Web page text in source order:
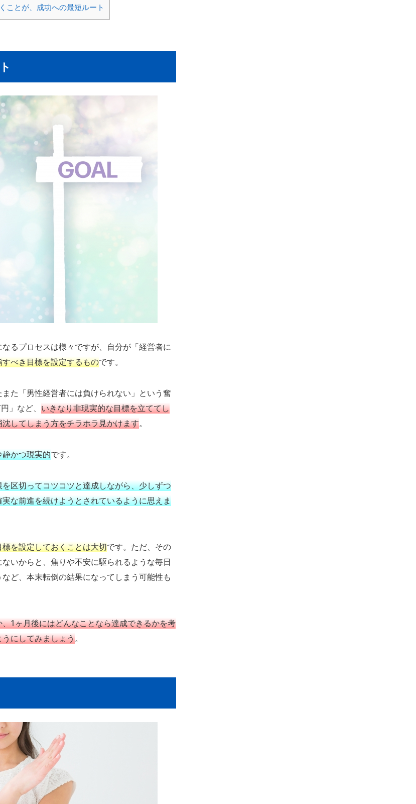
ことが、成功への最短ルート
るプロセスは様々ですが、自分が「経営者に
すべき目標を設定するものです。
た「男性経営者には負けられない」という奮
」など、 いきなり非現実的な目標を立ててし
してしまう方をチラホラ見かけます。
かつ現実的です。
区切ってコツコツと達成しながら、少しずつ
な前進を続けようとされているように思えま
を設定しておくことは大切です。ただ、その
いからと、焦りや不安に駆られるような毎日
ど、本末転倒の結果になってしまう可能性も
1ヶ月後にはどんなことなら達成できるかを考
にしてみましょう。